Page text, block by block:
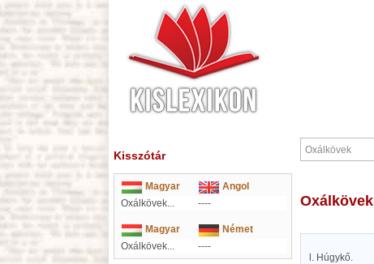
Kisszótár
Magyar
Angol
Oxálkövek...
----
Magyar
Német
Oxálkövek...
----
Oxálkövek
l. Húgykő.